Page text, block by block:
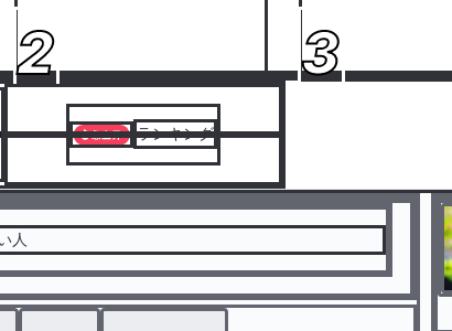
2 3
ランキング
人